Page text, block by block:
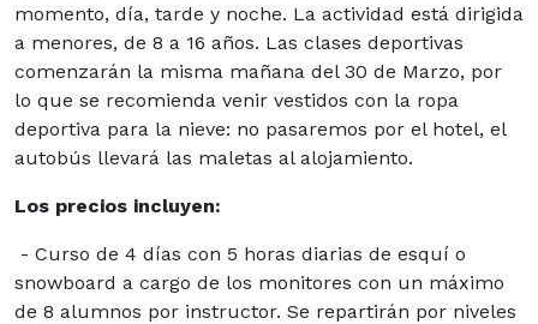
momento, día, tarde y noche. La actividad está dirigida
a menores, de 8 a 16 años. Las clases deportivas
comenzarán la misma mañana del 30 de Marzo, por
lo que se recomienda venir vestidos con la ropa
deportiva para la nieve: no pasaremos por el hotel, el
autobús llevará las maletas al alojamiento.
Los precios incluyen:
- Curso de 4 días con 5 horas diarias de esquí o
snowboard a cargo de los monitores con un máximo
de 8 alumnos por instructor. Se repartirán por niveles